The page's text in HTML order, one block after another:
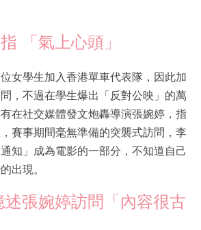
「氣上心頭」
女學生加入香港單車代表隊，因此加
，不過在學生爆出「反對公映」的萬
在社交媒體發文炮轟導演張婉婷，指
賽事期間毫無準備的突襲式訪問，李
知」成為電影的一部分，不知道自己
出現。
張婉婷訪問「內容很古